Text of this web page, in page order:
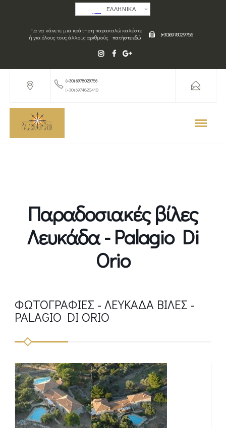
ΕΛΛΗΝΙΚΑ
Για να κάνετε μια κράτηση παρακαλώ καλέστε
ή για όλους τους άλλους αριθμούς
πατήστε εδώ (+30) 6978029756
(+30) 6978029756
(+30) 6974820410
Παραδοσιακές βίλες
Λευκάδα - Palagio Di
Orio
ΦΩΤΟΓΡΑΦΊΕΣ - ΛΕΥΚΆΔΑ ΒΊΛΕΣ -
PALAGIO DI ORIO